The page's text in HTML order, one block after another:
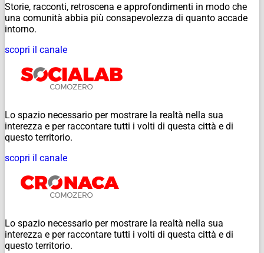
Storie, racconti, retroscena e approfondimenti in modo che
una comunità abbia più consapevolezza di quanto accade
intorno.
scopri il canale
Lo spazio necessario per mostrare la realtà nella sua
interezza e per raccontare tutti i volti di questa città e di
questo territorio.
scopri il canale
Lo spazio necessario per mostrare la realtà nella sua
interezza e per raccontare tutti i volti di questa città e di
questo territorio.